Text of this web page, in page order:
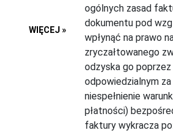
WIĘCEJ »
ogólnych zasad
dokumentu pod
wpłynąć na prawo
zryczałtowanego
odzyska go
odpowiedzialnym
niespełnienie
płatności)
faktury wykracza